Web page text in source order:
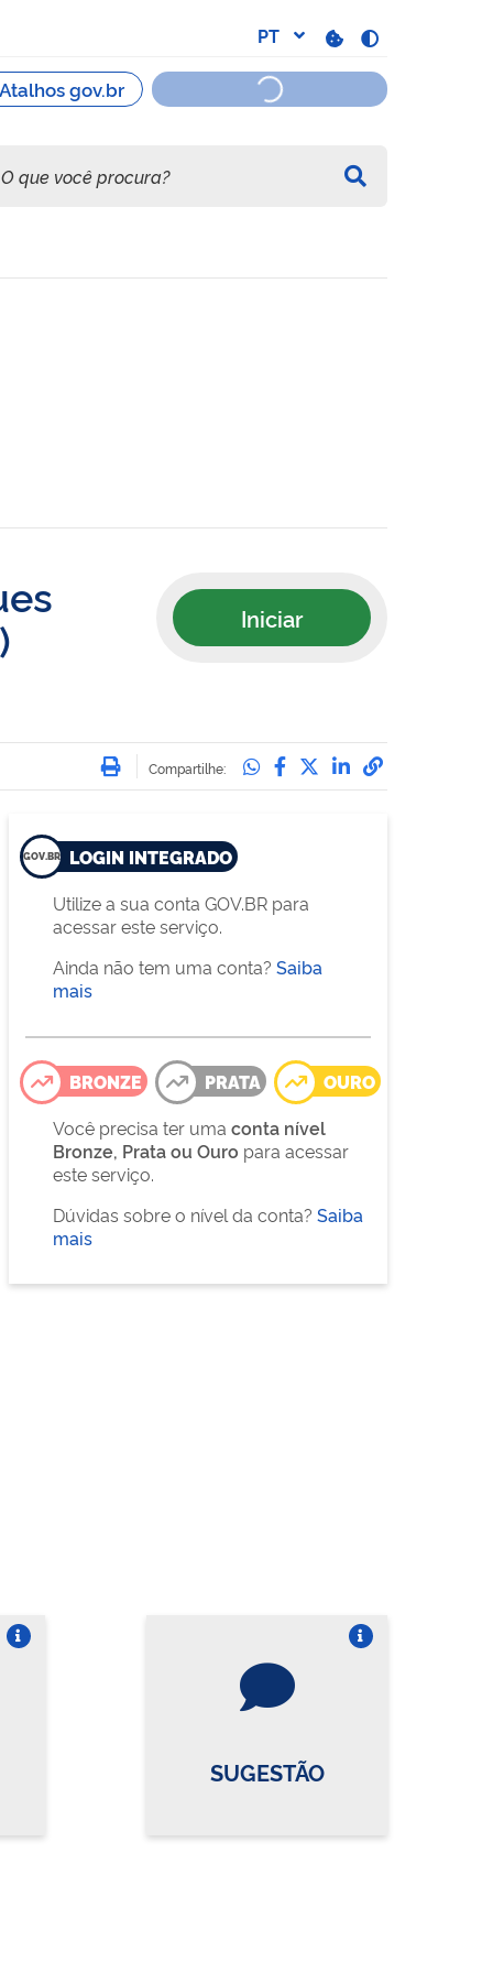
Iniciar
Imprimir
Compartilhe: Compartilhe no
Compartilhe no
Compartilhe no
Compartilhe
LOGIN INTEGRADO
Utilize a sua conta GOV.BR para
acessar este serviço.
Ainda não tem uma conta? Saiba
mais
BRONZE PRATA
OURO
Você precisa ter uma conta nível
Bronze, Prata ou Ouro para acessar
este serviço.
Dúvidas sobre o nível da conta? Saiba
mais
SUGESTÃO